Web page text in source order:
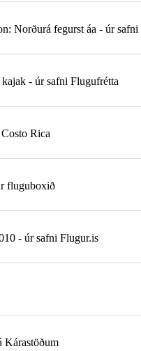
Norðurá fegurst áa - úr
- úr safni Flugufrétta
Rica
fluguboxið
- úr safni Flugur.is
Kárastöðum